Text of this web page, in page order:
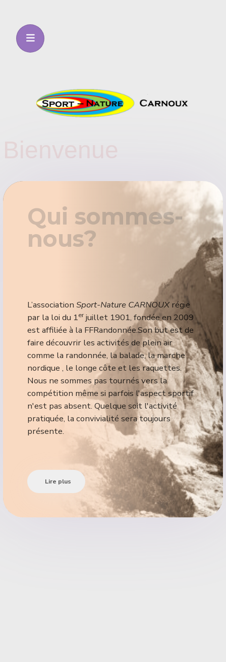
Qui sommes-
nous?
L’associationSport-Nature CARNOUXrégie
par la loi du 1erjuillet 1901, fondée en 2009
est affiliée à la FFRandonnée.Son but est de
faire découvrir les activités de plein air
comme la randonnée, la balade, la marche
nordique , le longe côte et les raquettes.
Nous ne sommes pas tournés vers la
compétition même si parfois l'aspect sportif
n'est pas absent. Quelque soit l'activité
pratiquée, la convivialité sera toujours
présente.
Lire plus